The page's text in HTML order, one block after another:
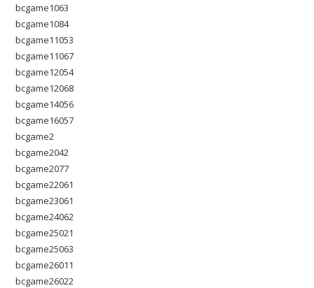
bcgame1063
bcgame1084
bcgame11053
bcgame11067
bcgame12054
bcgame12068
bcgame14056
bcgame16057
bcgame2
bcgame2042
bcgame2077
bcgame22061
bcgame23061
bcgame24062
bcgame25021
bcgame25063
bcgame26011
bcgame26022